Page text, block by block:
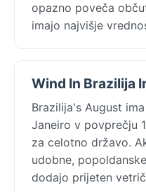
opazno poveča
imajo najvišje
Wind In Brazilija
Brazilija's August
Janeiro v povprečju
za celotno državo.
udobne,
dodajo prijeten